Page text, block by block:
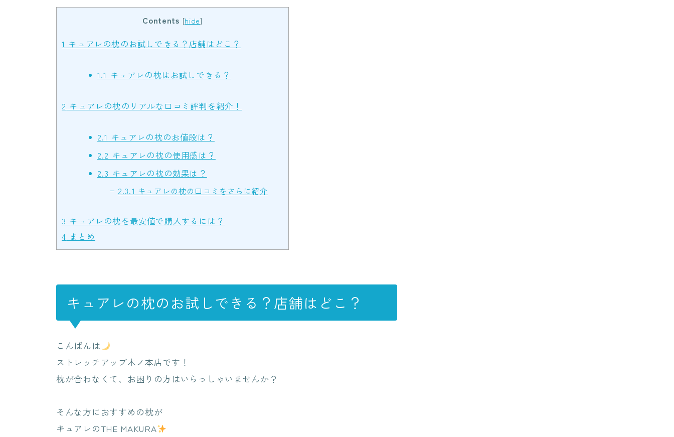
Contents [hide]
1 キュアレの枕のお試しできる？店舗はどこ？
1.1 キュアレの枕はお試しできる？
2 キュアレの枕のリアルな口コミ評判を紹介！
2.1 キュアレの枕のお値段は？
2.2 キュアレの枕の使用感は？
2.3 キュアレの枕の効果は？
2.3.1 キュアレの枕の口コミをさらに紹介
3 キュアレの枕を最安値で購入するには？
4 まとめ
キュアレの枕のお試しできる？店舗はどこ？
こんばんは
ストレッチアップ木ノ本店です！
枕が合わなくて、お困りの方はいらっしゃいませんか？
そんな方におすすめの枕が
キュアレのTHE MAKURA